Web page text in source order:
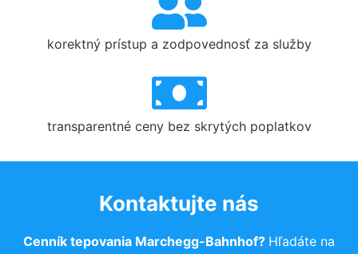
korektný prístup a zodpovednosť za služby
transparentné ceny bez skrytých poplatkov
Kontaktujte nás
Cenník tepovania Marchegg-Bahnhof? Hľadáte na